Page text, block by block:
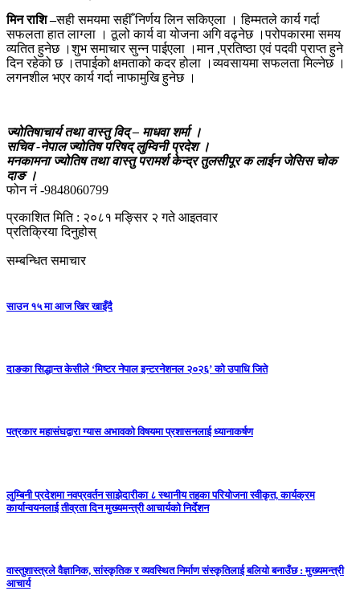
मिन राशि –सही समयमा सहीँ निर्णय लिन सकिएला । हिम्मतले कार्य गर्दा
सफलता हात लाग्ला । ठूलो कार्य वा योजना अगि वढ्नेछ ।परोपकारमा समय
व्यतित हुनेछ ।शुभ समाचार सुन्न पाईएला ।मान ,प्रतिष्ठा एवं पदवी प्राप्त हुने
दिन रहेको छ ।तपाईको क्षमताको कदर होला ।व्यवसायमा सफलता मिल्नेछ ।
लगनशील भएर कार्य गर्दा नाफामुखि हुनेछ ।
ज्योतिषाचार्य तथा वास्तु विद् – माधवा शर्मा ।
सचिव -नेपाल ज्योतिष परिषद् लुम्विनी प्रदेश ।
मनकामना ज्योतिष तथा वास्तु परामर्श केन्द्र तुलसीपूर क लाईन जेसिस चोक
दाङ ।
फोन नं -9848060799
प्रकाशित मिति : २०८१ मङ्सिर २ गते आइतवार
प्रतिक्रिया दिनुहोस्
सम्बन्धित समाचार
साउन १५ मा आज खिर खाइँदै
दाङका सिद्धान्त केसीले ‘मिष्टर नेपाल इन्टरनेशनल २०२६’ को उपाधि जिते
पत्रकार महासंघद्वारा ग्यास अभावको विषयमा प्रशासनलाई ध्यानाकर्षण
लुम्बिनी प्रदेशमा नवप्रवर्तन साझेदारीका ८ स्थानीय तहका परियोजना स्वीकृत, कार्यक्रम
कार्यान्वयनलाई तीव्रता दिन मुख्यमन्त्री आचार्यको निर्देशन
वास्तुशास्त्रले वैज्ञानिक, सांस्कृतिक र व्यवस्थित निर्माण संस्कृतिलाई बलियो बनाउँछ : मुख्यमन्त्री
आचार्य